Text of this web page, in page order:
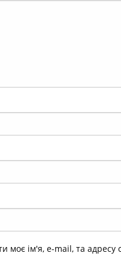
моє ім'я, e-mail, та адресу